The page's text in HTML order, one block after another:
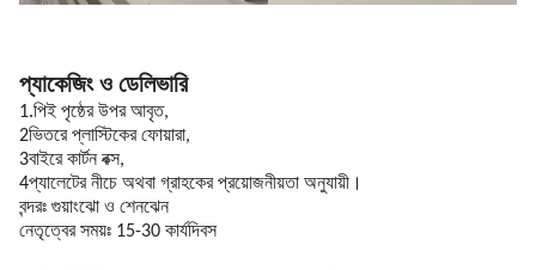
প্যাকেজিং ও ডেলিভারি
1.পিই পৃষ্ঠের উপর আবৃত,
2ভিতরে প্লাস্টিকের ফোয়ারা,
3বাইরে কার্টন বক্স,
4প্যালেটের নীচে অথবা গ্রাহকের প্রয়োজনীয়তা অনুযায়ী।
বন্দরঃ গুয়াংঝো ও শেনঝেন
নেতৃত্বের সময়ঃ 15-30 কার্যদিবস